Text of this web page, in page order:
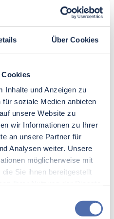
Über Cookies
Cookies
Inhalte und Anzeigen zu
soziale Medien anbieten
unsere Website zu
wir Informationen zu Ihrer
an unsere Partner für
Analysen weiter. Unsere
möglicherweise mit
Sie ihnen bereitgestellt
Hier unterstützt sie
effizienter und
Systeme. Zudem
den
erhöhen die
der
Bauweise beim
für
Stange ist selten die
deshalb bietet die
an. Diese sind
leicht modifiziert